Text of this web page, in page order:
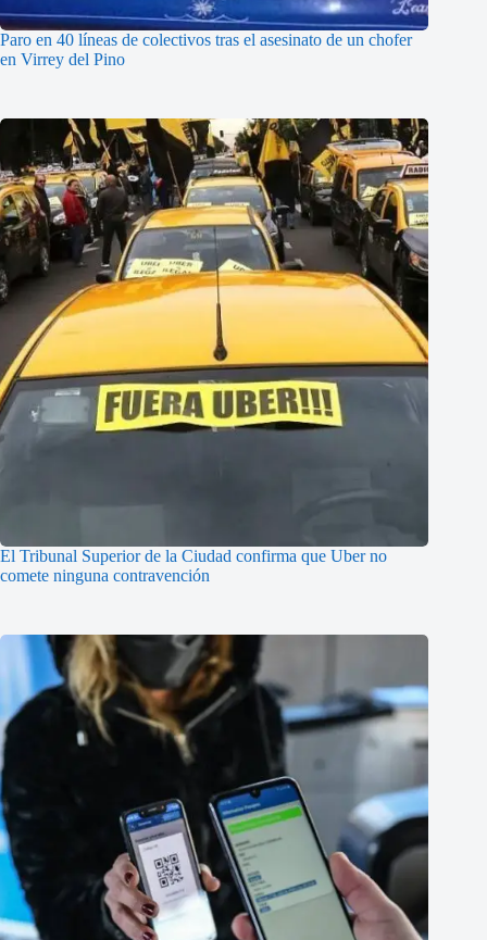
Paro en 40 líneas de colectivos tras el asesinato de un chofer
en Virrey del Pino
El Tribunal Superior de la Ciudad confirma que Uber no
comete ninguna contravención